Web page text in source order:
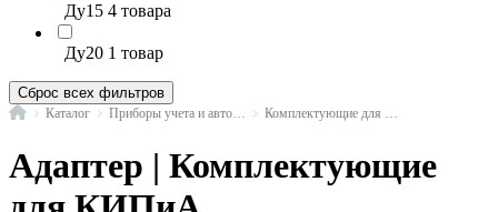
Ду15 4 товара
Ду20 1 товар
Сброс всех фильтров
ГлавнаяКаталог
Адаптер | Комплектующие